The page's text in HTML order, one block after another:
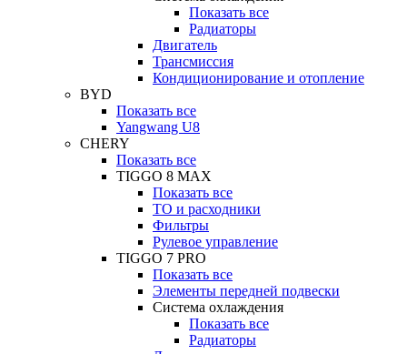
Показать все
Радиаторы
Двигатель
Трансмиссия
Кондиционирование и отопление
BYD
Показать все
Yangwang U8
CHERY
Показать все
TIGGO 8 MAX
Показать все
ТО и расходники
Фильтры
Рулевое управление
TIGGO 7 PRO
Показать все
Элементы передней подвески
Система охлаждения
Показать все
Радиаторы